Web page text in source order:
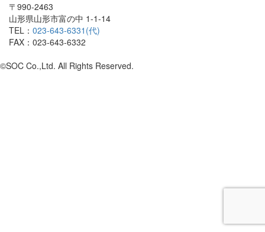
〒990-2463
山形県山形市富の中 1-1-14
TEL： 023-643-6331(代)
FAX：023-643-6332
©SOC Co.,Ltd. All Rights Reserved.